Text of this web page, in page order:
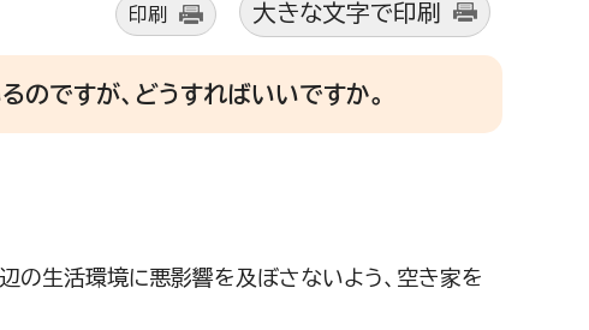
印刷 大きな文字で印刷
のですが、どうすればいいですか。
辺の生活環境に悪影響を及ぼさないよう、空き家を